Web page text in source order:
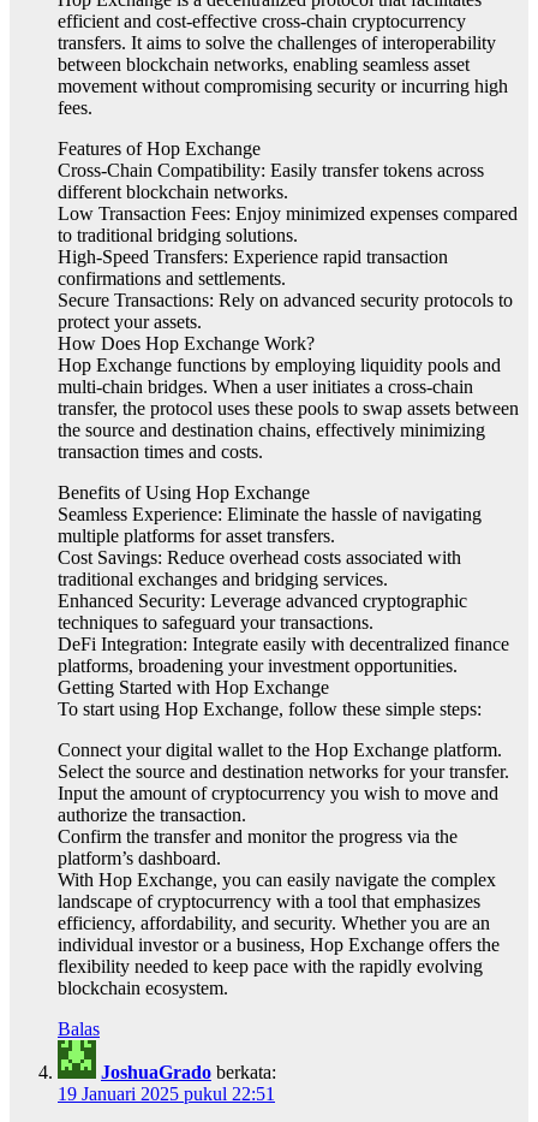
efficient and cost-effective cross-chain cryptocurrency
transfers. It aims to solve the challenges of interoperability
between blockchain networks, enabling seamless asset
movement without compromising security or incurring high
fees.
Features of Hop Exchange
Cross-Chain Compatibility: Easily transfer tokens across
different blockchain networks.
Low Transaction Fees: Enjoy minimized expenses compared
to traditional bridging solutions.
High-Speed Transfers: Experience rapid transaction
confirmations and settlements.
Secure Transactions: Rely on advanced security protocols to
protect your assets.
How Does Hop Exchange Work?
Hop Exchange functions by employing liquidity pools and
multi-chain bridges. When a user initiates a cross-chain
transfer, the protocol uses these pools to swap assets between
the source and destination chains, effectively minimizing
transaction times and costs.
Benefits of Using Hop Exchange
Seamless Experience: Eliminate the hassle of navigating
multiple platforms for asset transfers.
Cost Savings: Reduce overhead costs associated with
traditional exchanges and bridging services.
Enhanced Security: Leverage advanced cryptographic
techniques to safeguard your transactions.
DeFi Integration: Integrate easily with decentralized finance
platforms, broadening your investment opportunities.
Getting Started with Hop Exchange
To start using Hop Exchange, follow these simple steps:
Connect your digital wallet to the Hop Exchange platform.
Select the source and destination networks for your transfer.
Input the amount of cryptocurrency you wish to move and
authorize the transaction.
Confirm the transfer and monitor the progress via the
platform’s dashboard.
With Hop Exchange, you can easily navigate the complex
landscape of cryptocurrency with a tool that emphasizes
efficiency, affordability, and security. Whether you are an
individual investor or a business, Hop Exchange offers the
flexibility needed to keep pace with the rapidly evolving
blockchain ecosystem.
Balas
JoshuaGrado berkata:
19 Januari 2025 pukul 22:51